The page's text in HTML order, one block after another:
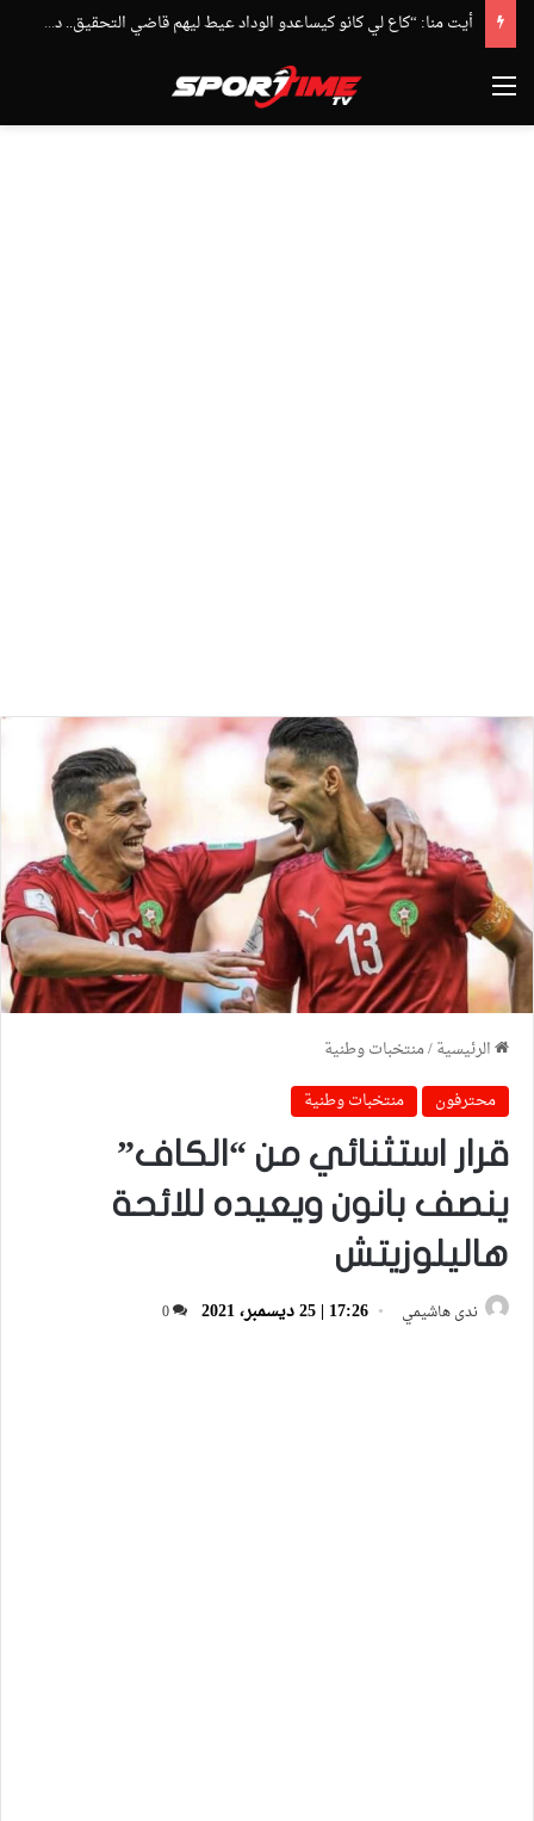
أيت منا: “كاع لي كانو كيساعدو الوداد عيط ليهم قاضي التحقيق.. دابا حتى شي واحد ما بقا باغي يعاون”
القائمة
الرئيسية/منتخبات وطنية
محترفون
منتخبات وطنية
قرار استثنائي من “الكاف”
ينصف بانون ويعيده للائحة
هاليلوزيتش
ندى هاشيمي 17:26 | 25 ديسمبر، 2021 0